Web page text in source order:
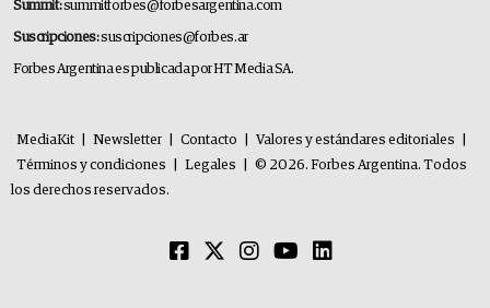
Summit:summitforbes@forbesargentina.com
Suscripciones:suscripciones@forbes.ar
Forbes Argentina es publicada por HT Media SA.
MediaKit Newsletter Contacto Valores y estándares editoriales
Términos y condiciones
Legales
© 2026. Forbes Argentina. Todos
los derechos reservados.